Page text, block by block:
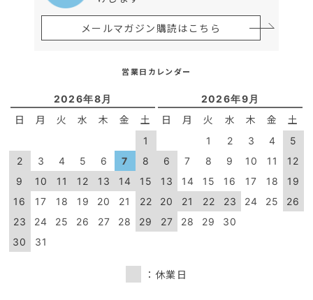
メールマガジン購読はこちら
営業日カレンダー
2026年8月
日 月 火 水 木 金 土
1
2
3 4 5 6 7
8
9
10 11 12 13 14
15
16
17 18 19 20 21
22
23
24 25 26 27 28
29
30
31
2026年9月
日 月 火 水 木 金 土
1 2 3 4
5
6
7 8 9 10 11
12
13
14 15 16 17 18
19
20
21 22 23 24 25
26
27
28 29 30
：休業日